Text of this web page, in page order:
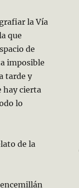
la Vía
que
de
imposible
tarde y
hay cierta
lo
de la